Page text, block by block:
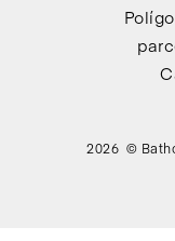
2026 ©